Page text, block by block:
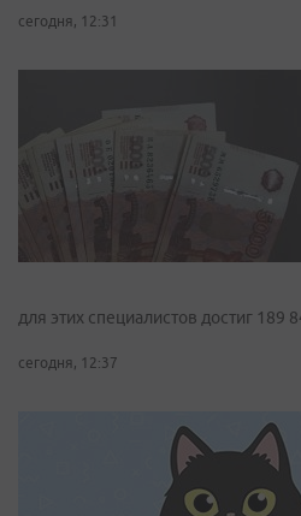
сегодня, 12:31
для этих специалистов достиг 189
сегодня, 12:37